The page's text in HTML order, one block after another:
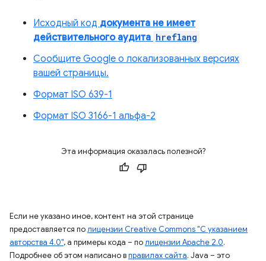
Исходный код документа не имеет
действительного аудита hreflang
Сообщите Google о локализованных версиях
вашей страницы.
Формат ISO 639-1
Формат ISO 3166-1 альфа-2
Эта информация оказалась полезной?
Если не указано иное, контент на этой странице
предоставляется полицензии Creative Commons "С указанием
авторства 4.0", а примеры кода – полицензии Apache 2.0.
Подробнее об этом написано вправилах сайта. Java – это